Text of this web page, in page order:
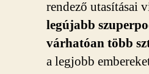
rendező utasításai
legújabb
várhatóan több
a legjobb